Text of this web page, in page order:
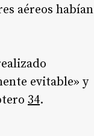
aéreos habían
evitable» y
34.